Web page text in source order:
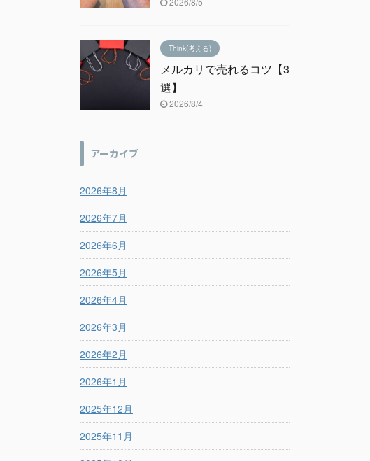
Think(考える)
メルカリで売れるコツ【3
選】
2026/8/4
アーカイブ
2026年8月
2026年7月
2026年6月
2026年5月
2026年4月
2026年3月
2026年2月
2026年1月
2025年12月
2025年11月